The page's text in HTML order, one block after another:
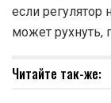
если
может рухнуть,
Читайте так-же: